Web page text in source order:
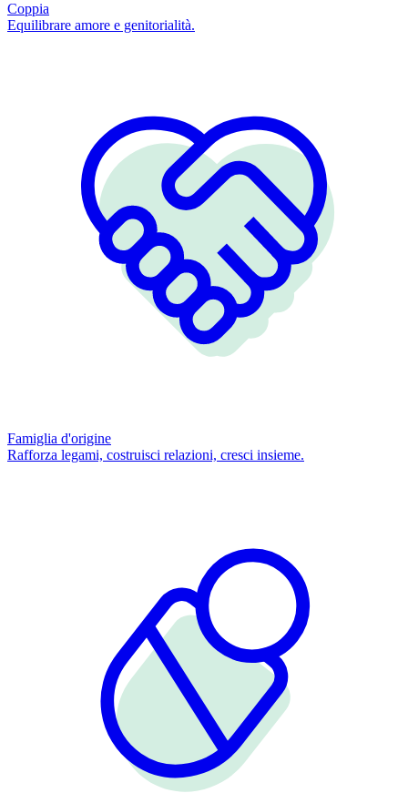
Coppia
Equilibrare amore e genitorialità.
Famiglia d'origine
Rafforza legami, costruisci relazioni, cresci insieme.